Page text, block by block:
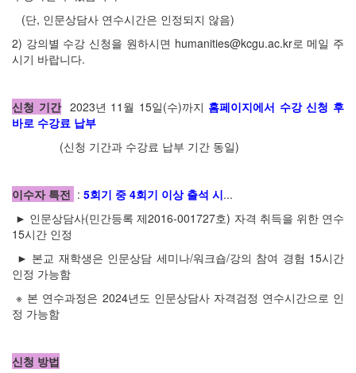
(단, 인문상담사 연수시간은 인정되지 않음)
2) 강의별 수강 신청을 원하시면 humanities@kcgu.ac.kr로 메일 주
시기 바랍니다.
신청 기간2023년 11월 15일(수)까지 홈페이지에서 수강 신청 후
바로 수강료 납부
(신청 기간과 수강료 납부 기간 동일)
이수자 특전 : 5회기 중 4회기 이상 출석 시...
► 인문상담사(민간등록 제2016-001727호) 자격 취득을 위한 연수
15시간 인정
► 본교 재학생은 인문상담 세미나/워크숍/강의 참여 경험 15시간
인정 가능함
※ 본 연수과정은 2024년도 인문상담사 자격검정 연수시간으로 인
정 가능함
신청 방법